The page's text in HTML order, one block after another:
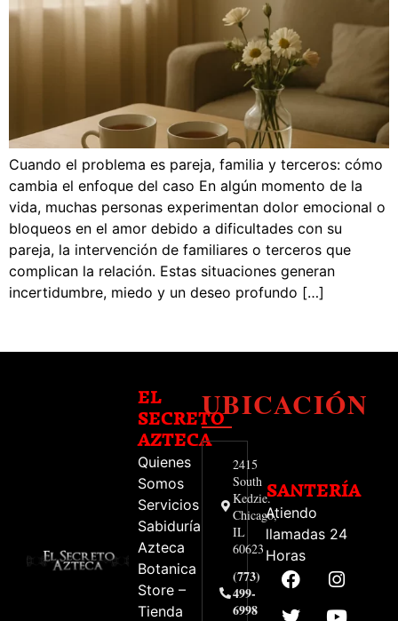
Cuando el problema es pareja, familia y terceros: cómo
cambia el enfoque del caso En algún momento de la
vida, muchas personas experimentan dolor emocional o
bloqueos en el amor debido a dificultades con su
pareja, la intervención de familiares o terceros que
complican la relación. Estas situaciones generan
incertidumbre, miedo y un deseo profundo […]
EL
SECRETO
AZTECA
Quienes
Somos
Servicios
Sabiduría
Azteca
Botanica
Store –
Tienda
UBICACIÓN
2415
South
Kedzie.
Chicago,
IL
60623
(773)
499-
6998
SANTERÍA
Atiendo
llamadas 24
Horas